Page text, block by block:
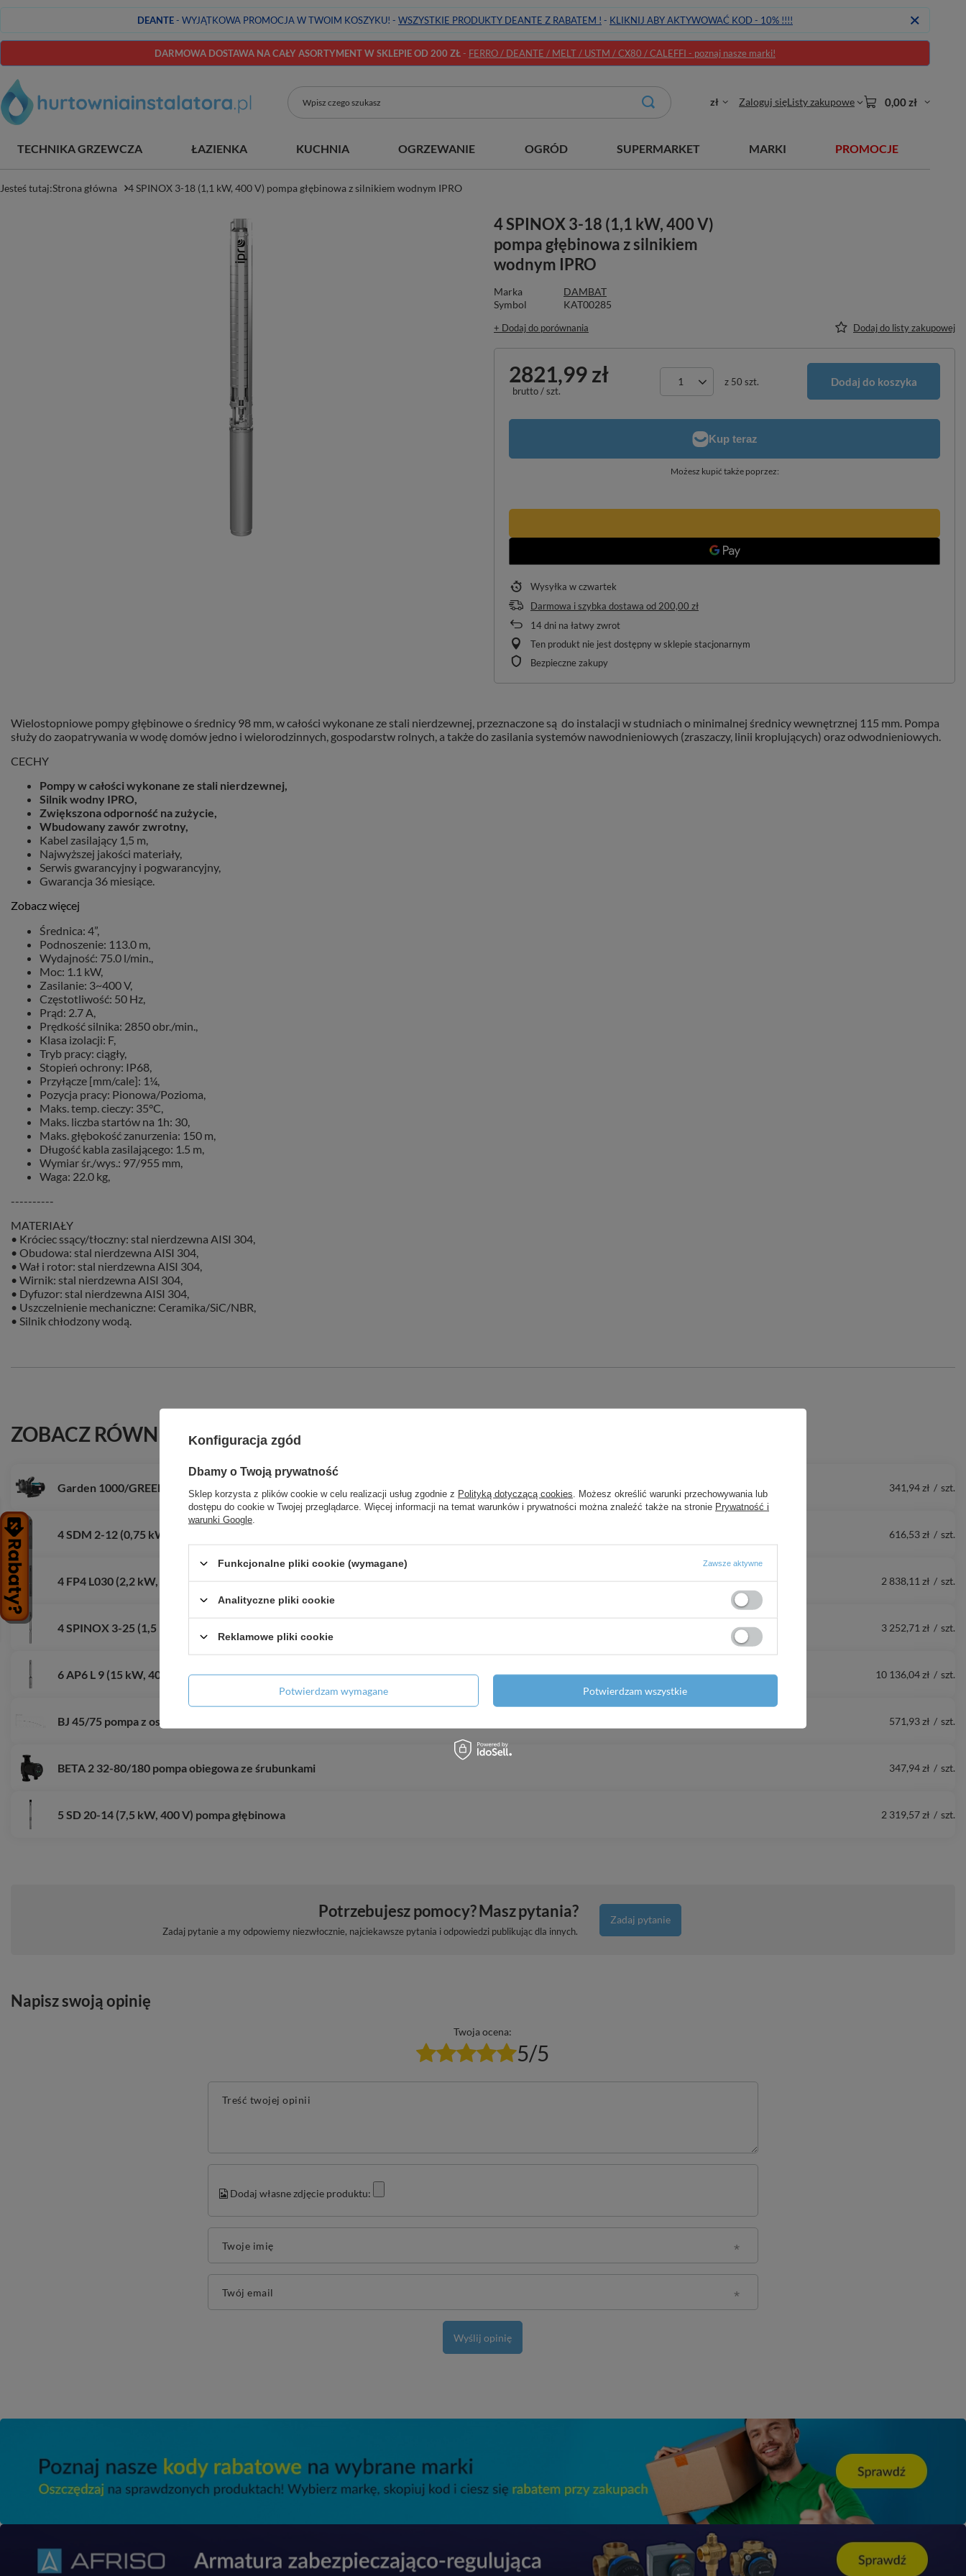
DEANTE- WYJĄTKOWA PROMOCJA W TWOIM KOSZYKU! - WSZYSTKIE PRODUKTY DEANTE Z RABATEM ! - KLIKNIJ ABY AKTYWOWAĆ KOD - 10% !!!!
DARMOWA DOSTAWA NA CAŁY ASORTYMENT W SKLEPIE OD 200 ZŁ- FERRO / DEANTE / MELT / USTM / CX80 / CALEFFI - poznaj nasze marki!
zł Zaloguj sięListy zakupowe 0,00 zł
TECHNIKA GRZEWCZA ŁAZIENKA KUCHNIA OGRZEWANIE OGRÓD SUPERMARKET MARKI PROMOCJE
Jesteś tutaj:Strona główna 4 SPINOX 3-18 (1,1 kW, 400 V) pompa głębinowa z silnikiem wodnym IPRO
4 SPINOX 3-18 (1,1 kW, 400 V)
pompa głębinowa z silnikiem
wodnym IPRO
Marka
DAMBAT
Symbol
KAT00285
+ Dodaj do porównania Dodaj do listy zakupowej
2821,99 zł
brutto/szt.
z 50 szt. Dodaj do koszyka
Możesz kupić także poprzez:
Wysyłka w czwartek
Darmowa i szybka dostawa od 200,00 zł
14dni na łatwy zwrot
Ten produkt nie jest dostępny w sklepie stacjonarnym
Bezpieczne zakupy
Wielostopniowe pompy głębinowe o średnicy 98 mm, w całości wykonane ze stali nierdzewnej, przeznaczone są do instalacji w studniach o minimalnej średnicy wewnętrznej 115 mm. Pompa
służy do zaopatrywania w wodę domów jedno i wielorodzinnych, gospodarstw rolnych, a także do zasilania systemów nawodnieniowych (zraszaczy, linii kroplujących) oraz odwodnieniowych.
CECHY
Pompy w całości wykonane ze stali nierdzewnej,
Silnik wodny IPRO,
Zwiększona odporność na zużycie,
Wbudowany zawór zwrotny,
Kabel zasilający 1,5 m,
Najwyższej jakości materiały,
Serwis gwarancyjny i pogwarancyjny,
Gwarancja 36 miesiące.
Zobacz więcej
Średnica: 4”,
Podnoszenie: 113.0 m,
Wydajność: 75.0 l/min.,
Moc: 1.1 kW,
Zasilanie: 3~400 V,
Częstotliwość: 50 Hz,
Prąd: 2.7 A,
Prędkość silnika: 2850 obr./min.,
Klasa izolacji: F,
Tryb pracy: ciągły,
Stopień ochrony: IP68,
Przyłącze [mm/cale]: 1¼,
Pozycja pracy: Pionowa/Pozioma,
Maks. temp. cieczy: 35°C,
Maks. liczba startów na 1h: 30,
Maks. głębokość zanurzenia: 150 m,
Długość kabla zasilającego: 1.5 m,
Wymiar śr./wys.: 97/955 mm,
Waga: 22.0 kg,
----------
MATERIAŁY
• Króciec ssący/tłoczny: stal nierdzewna AISI 304,
• Obudowa: stal nierdzewna AISI 304,
• Wał i rotor: stal nierdzewna AISI 304,
• Wirnik: stal nierdzewna AISI 304,
• Dyfuzor: stal nierdzewna AISI 304,
• Uszczelnienie mechaniczne: Ceramika/SiC/NBR,
• Silnik chłodzony wodą.
ZOBACZ RÓWNIEŻ
Garden 1000/GREEN 1000 (1 kW, 230 V) pompa hydroforowa z osprzętem 341,94 zł / szt.
4 SDM 2-12 (0,75 kW, 230 V) pompa głębinowa z kablem 20 m 616,53 zł / szt.
4 FP4 L030 (2,2 kW, 400 V) pompa głębinowa 2 838,11 zł / szt.
4 SPINOX 3-25 (1,5 kW, 400 V) pompa głębinowa z silnikiem wodnym IPRO 3 252,71 zł / szt.
6 AP6 L 9 (15 kW, 400 V) pompa głębinowa 10 136,04 zł / szt.
BJ 45/75 pompa z osprzętem LCI 571,93 zł / szt.
BETA 2 32-80/180 pompa obiegowa ze śrubunkami 347,94 zł / szt.
5 SD 20-14 (7,5 kW, 400 V) pompa głębinowa 2 319,57 zł / szt.
Potrzebujesz pomocy? Masz pytania?
Zadaj pytanie a my odpowiemy niezwłocznie, najciekawsze pytania i odpowiedzi publikując dla innych.
Zadaj pytanie
Napisz swoją opinię
Twoja ocena:
5/5
Treść twojej opinii
Dodaj własne zdjęcie produktu:
Twoje imię
Twój email
Wyślij opinię
Konfiguracja zgód
Dbamy o Twoją prywatność
Sklep korzysta z plików cookie w celu realizacji usług zgodnie z Polityką dotyczącą cookies . Możesz określić warunki przechowywania lub
dostępu do cookie w Twojej przeglądarce. Więcej informacji na temat warunków i prywatności można znaleźć także na stronie Prywatność i
warunki Google
Funkcjonalne pliki cookie (wymagane) Zawsze aktywne
Analityczne pliki cookie
Reklamowe pliki cookie
Potwierdzam wymagane Potwierdzam wszystkie